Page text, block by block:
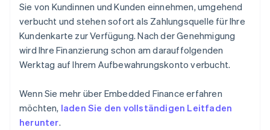
Sie von Kundinnen und Kunden einnehmen, umgehend
verbucht und stehen sofort als Zahlungsquelle für Ihre
Kundenkarte zur Verfügung. Nach der Genehmigung
wird Ihre Finanzierung schon am darauffolgenden
Werktag auf Ihrem Aufbewahrungskonto verbucht.
Wenn Sie mehr über Embedded Finance erfahren
möchten, laden Sie den vollständigen Leitfaden
herunter.
Japan
日本語 English
Kanada
EnglishFrançais
Kroatien
English
English
Liechtenstein
Deutsch